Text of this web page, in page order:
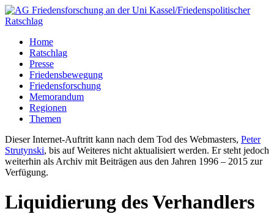
Home
Ratschlag
Presse
Friedensbewegung
Friedensforschung
Memorandum
Regionen
Themen
Dieser Internet-Auftritt kann nach dem Tod des Webmasters, Peter
Strutynski, bis auf Weiteres nicht aktualisiert werden. Er steht jedoch
weiterhin als Archiv mit Beiträgen aus den Jahren 1996 – 2015 zur
Verfügung.
Liquidierung des Verhandlers